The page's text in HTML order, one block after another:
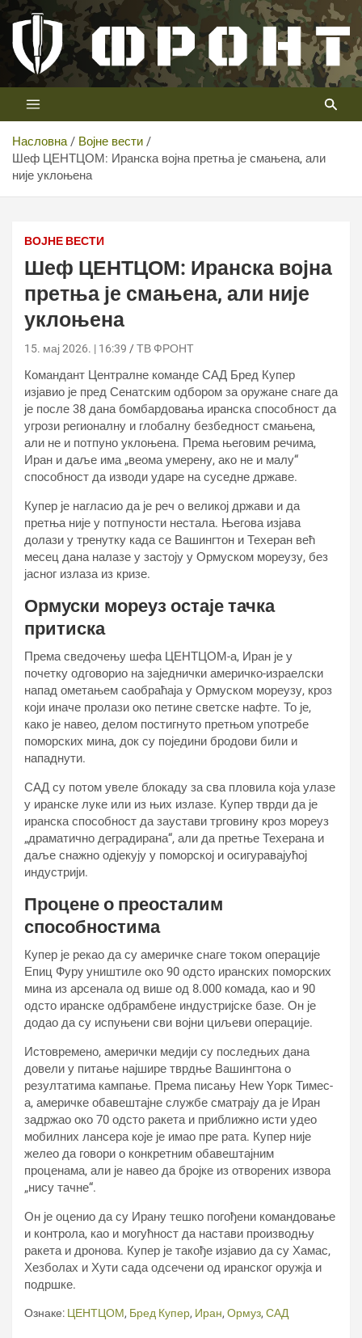
Скип
цонтент
Телевизија ФРОНТ
Први војни канал у Србији
Насловна
Војне вести
Шеф ЦЕНТЦОМ: Иранска војна претња је смањена, али
није уклоњена
ВОЈНЕ ВЕСТИ
Шеф ЦЕНТЦОМ: Иранска војна
претња је смањена, али није
уклоњена
15. мај 2026. | 16:39 ТВ ФРОНТ
Командант Централне команде САД Бред Купер
изјавио је пред Сенатским одбором за оружане снаге да
је после 38 дана бомбардовања иранска способност да
угрози регионалну и глобалну безбедност смањена,
али не и потпуно уклоњена. Према његовим речима,
Иран и даље има „веома умерену, ако не и малу“
способност да изводи ударе на суседне државе.
Купер је нагласио да је реч о великој држави и да
претња није у потпуности нестала. Његова изјава
долази у тренутку када се Вашингтон и Техеран већ
месец дана налазе у застоју у Ормуском мореузу, без
јасног излаза из кризе.
Ормуски мореуз остаје тачка
притиска
Према сведочењу шефа ЦЕНТЦОМ-а, Иран је у
почетку одговорио на заједнички америчко-израелски
напад ометањем саобраћаја у Ормуском мореузу, кроз
који иначе пролази око петине светске нафте. То је,
како је навео, делом постигнуто претњом употребе
поморских мина, док су поједини бродови били и
нападнути.
САД су потом увеле блокаду за сва пловила која улазе
у иранске луке или из њих излазе. Купер тврди да је
иранска способност да заустави трговину кроз мореуз
„драматично деградирана“, али да претње Техерана и
даље снажно одјекују у поморској и осигуравајућој
индустрији.
Процене о преосталим
способностима
Купер је рекао да су америчке снаге током операције
Епиц Фурy уништиле око 90 одсто иранских поморских
мина из арсенала од више од 8.000 комада, као и 90
одсто иранске одбрамбене индустријске базе. Он је
додао да су испуњени сви војни циљеви операције.
Истовремено, амерички медији су последњих дана
довели у питање најшире тврдње Вашингтона о
резултатима кампање. Према писању Неw Yорк Тимес-
а, америчке обавештајне службе сматрају да је Иран
задржао око 70 одсто ракета и приближно исти удео
мобилних лансера које је имао пре рата. Купер није
желео да говори о конкретним обавештајним
проценама, али је навео да бројке из отворених извора
„нису тачне“.
Он је оценио да су Ирану тешко погођени командовање
и контрола, као и могућност да настави производњу
ракета и дронова. Купер је такође изјавио да су Хамас,
Хезболах и Хути сада одсечени од иранског оружја и
подршке.
Ознаке: ЦЕНТЦОМ, Бред Купер, Иран, Ормуз, САД